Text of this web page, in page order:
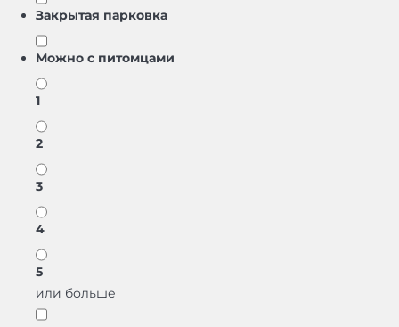
Закрытая парковка
Можно с питомцами
1
2
3
4
5
или больше